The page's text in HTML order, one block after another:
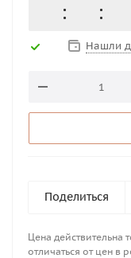
Нашли
Поделиться
Цена действительна
отличаться от цен в